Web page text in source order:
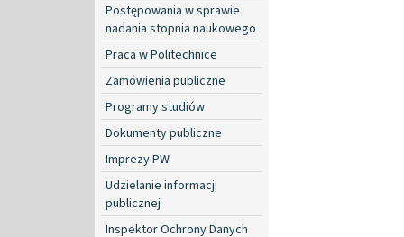
Postępowania w sprawie
nadania stopnia naukowego
Praca w Politechnice
Zamówienia publiczne
Programy studiów
Dokumenty publiczne
Imprezy PW
Udzielanie informacji
publicznej
Inspektor Ochrony Danych